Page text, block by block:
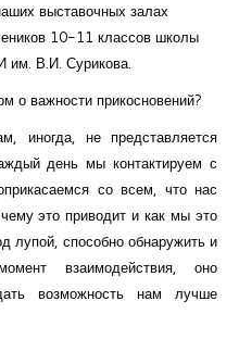
выставочных залах
10-11 классов школы
В.И. Сурикова.
о важности прикосновений?
не представляется
день мы контактируем с
со всем, что нас
это приводит и как мы это
лупой, способно обнаружить и
взаимодействия, оно
возможность нам лучше